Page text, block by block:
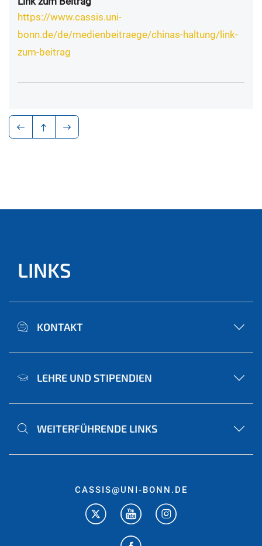
https://www.cassis.uni-
bonn.de/de/medienbeitraege/chinas-haltung/link-
zum-beitrag
LINKS
KONTAKT
LEHRE UND STIPENDIEN
WEITERFÜHRENDE LINKS
CASSIS@UNI-BONN.DE